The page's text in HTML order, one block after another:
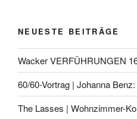
NEUESTE BEITRÄGE
Wacker VERFÜHRUNGEN
60/60-Vortrag | Johanna
The Lasses | Wohnzimmer-